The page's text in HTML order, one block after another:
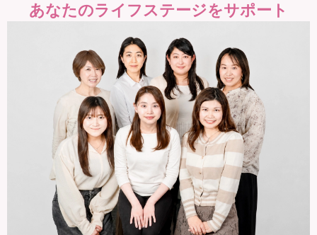
あなたのライフステージをサポート